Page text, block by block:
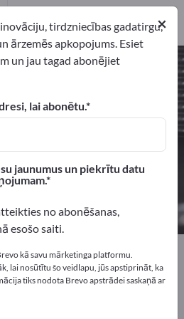
rotējošās
ražotājus un
Izplatītāji
un Daļas
Piegādes daļas
detaļas
×
tirdzniecības gadatirgu,
ārzemēs apkopojums. Esiet
un jau tagad abonējiet
lai abonētu.
jaunumus un piekrītu datu
no abonēšanas,
esošo saiti.
kā savu mārketinga platformu.
lai nosūtītu šo veidlapu, jūs apstiprināt, ka
tiks nodota Brevo apstrādei saskaņā ar